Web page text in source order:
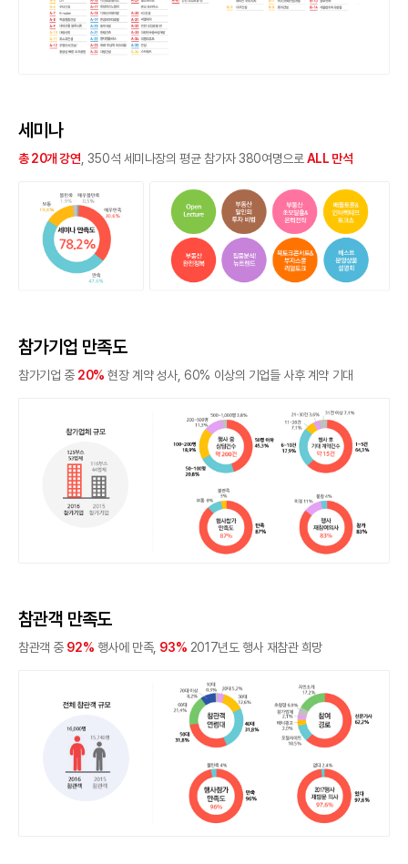
세미나
총 20개 강연 , 350석 세미나장의 평균 참가자 380여명으로 ALL 만석
참가기업 만족도
참가기업 중 20% 현장 계약 성사, 60% 이상의 기업들 사후 계약 기대
참관객 만족도
참관객 중 92% 행사에 만족, 93% 2017년도 행사 재참관 희망